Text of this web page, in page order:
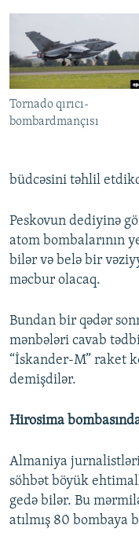
Tornado qırıcı-
bombardmançısı
büdcəsini təhlil
Peskovun dediyinə
atom bombalarının
bilər və belə bir
məcbur olacaq.
Bundan bir qədər
mənbələri cavab
“İskander-M” raket
demişdilər.
Hirosima
Almaniya
söhbət böyük
gedə bilər. Bu
atılmış 80 bombaya